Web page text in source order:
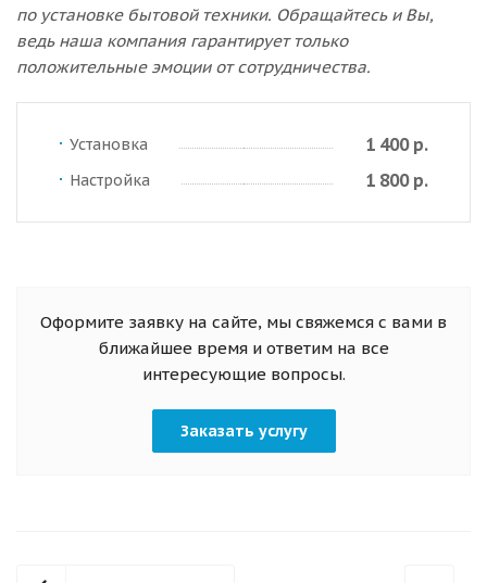
по установке бытовой техники. Обращайтесь и Вы,
ведь наша компания гарантирует только
положительные эмоции от сотрудничества.
Установка 1 400 р.
Настройка 1 800 р.
Оформите заявку на сайте, мы свяжемся с вами в
ближайшее время и ответим на все
интересующие вопросы.
Заказать услугу